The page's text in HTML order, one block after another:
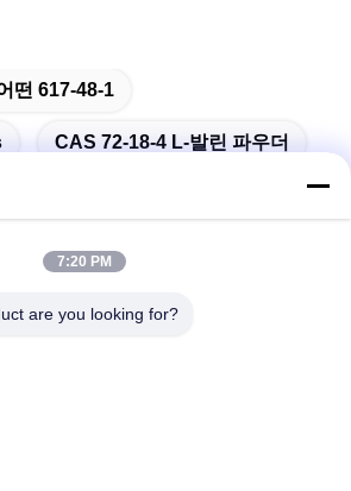
떤 617-48-1
CAS 72-18-4 L-발린 파우더
7:20 PM
are you looking for?